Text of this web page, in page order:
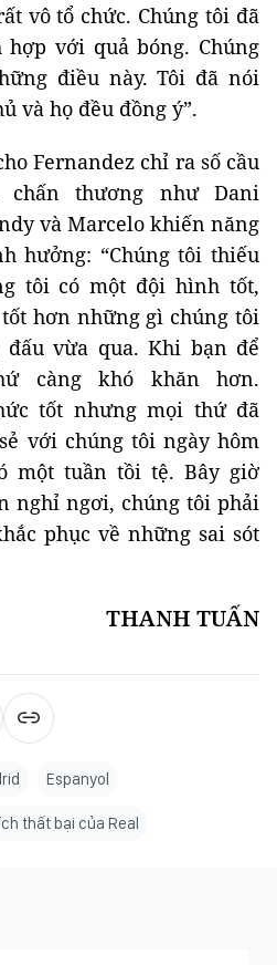
vô tổ chức. Chúng tôi đã
với quả bóng. Chúng
điều này. Tôi đã nói
và họ đều đồng ý”.
Fernandez chỉ ra số cầu
thương như Dani
và Marcelo khiến năng
hưởng: “Chúng tôi thiếu
tôi có một đội hình tốt,
hơn những gì chúng tôi
vừa qua. Khi bạn để
càng khó khăn hơn.
tốt nhưng mọi thứ đã
với chúng tôi ngày hôm
một tuần tồi tệ. Bây giờ
nghỉ ngơi, chúng tôi phải
phục về những sai sót
THANH TUẤN
Espanyol
thất bại của Real